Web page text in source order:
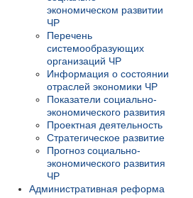
экономическом развитии
ЧР
Перечень
системообразующих
организаций ЧР
Информация о состоянии
отраслей экономики ЧР
Показатели социально-
экономического развития
Проектная деятельность
Стратегическое развитие
Прогноз социально-
экономического развития
ЧР
Административная реформа